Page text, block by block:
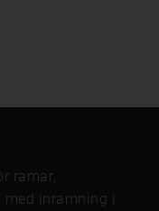
ramar
med inramning i